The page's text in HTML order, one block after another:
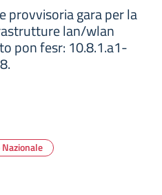
provvisoria gara per la
lan/wlan
pon fesr: 10.8.1.a1-